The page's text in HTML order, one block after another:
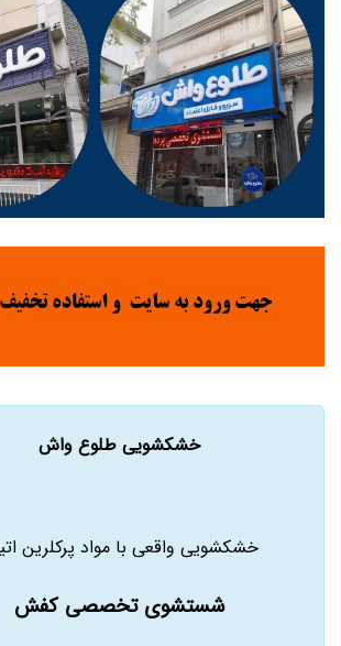
خشکشویی طلوع واش
خشکشویی واقعی با مواد پرکلرین
شستشوی تخصصی کفش